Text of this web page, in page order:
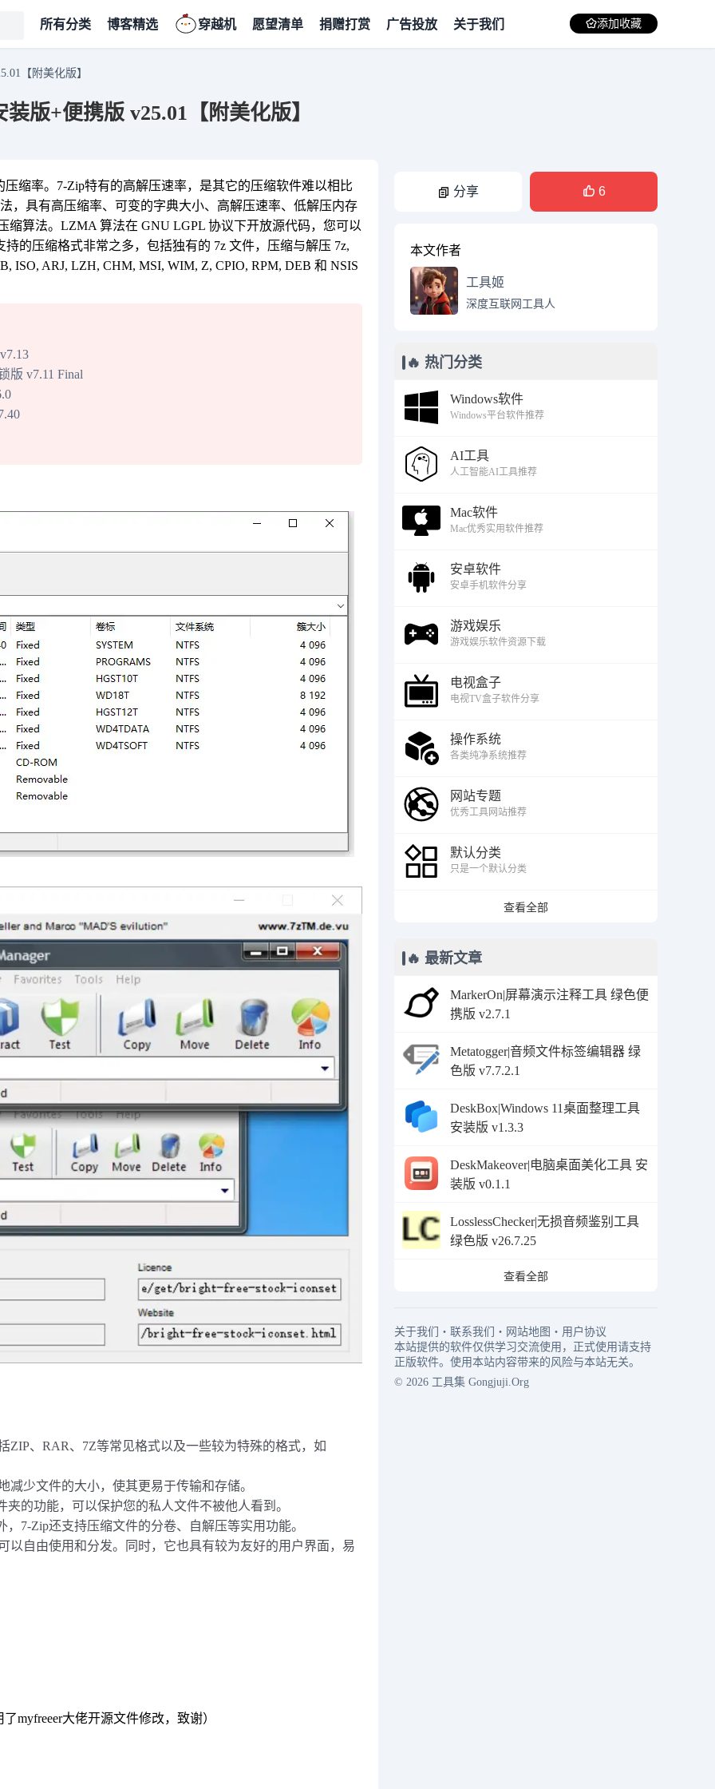
所有分类 博客精选 穿越机 愿望清单 捐赠打赏 广告投放 关于我们 添加收藏
【附美化版】
版+便携版 v25.01【附美化版】
缩率。7-Zip特有的高解压速率，是其它的压缩软件难以相比
，具有高压缩率、可变的字典大小、高解压速率、低解压内存
算法。LZMA 算法在 GNU LGPL 协议下开放源代码，您可以
的压缩格式非常之多，包括独有的 7z 文件，压缩与解压 7z,
ISO, ARJ, LZH, CHM, MSI, WIM, Z, CPIO, RPM, DEB 和 NSIS
版 v7.11 Final
ZIP、RAR、7Z等常见格式以及一些较为特殊的格式，如
少文件的大小，使其更易于传输和存储。
的功能，可以保护您的私人文件不被他人看到。
7-Zip还支持压缩文件的分卷、自解压等实用功能。
以自由使用和分发。同时，它也具有较为友好的用户界面，易
myfreeer大佬开源文件修改，致谢）
分享 6
本文作者
工具姬
深度互联网工具人
🔥 热门分类
Windows软件
Windows平台软件推荐
AI工具
人工智能AI工具推荐
Mac软件
Mac优秀实用软件推荐
安卓软件
安卓手机软件分享
游戏娱乐
游戏娱乐软件资源下载
电视盒子
电视TV盒子软件分享
操作系统
各类纯净系统推荐
网站专题
优秀工具网站推荐
默认分类
只是一个默认分类
查看全部
🔥 最新文章
MarkerOn|屏幕演示注释工具 绿色便
携版 v2.7.1
Metatogger|音频文件标签编辑器 绿
色版 v7.7.2.1
DeskBox|Windows 11桌面整理工具
安装版 v1.3.3
DeskMakeover|电脑桌面美化工具 安
装版 v0.1.1
LosslessChecker|无损音频鉴别工具
绿色版 v26.7.25
查看全部
关于我们 ・ 联系我们 ・ 网站地图 ・ 用户协议
本站提供的软件仅供学习交流使用，正式使用请支持
正版软件。使用本站内容带来的风险与本站无关。
© 2026 工具集 Gongjuji.Org